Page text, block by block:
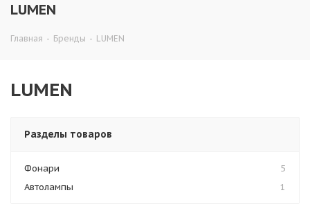
LUMEN
Главная - Бренды - LUMEN
LUMEN
Разделы товаров
Фонари
5
Автолампы
1